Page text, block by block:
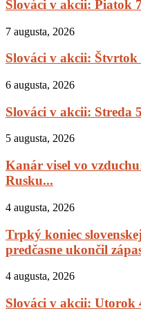
Slováci v akcii: Piatok
7 augusta, 2026
Slováci v akcii: Štvrtok
6 augusta, 2026
Slováci v akcii: Streda
5 augusta, 2026
Kanár visel vo
Rusku...
4 augusta, 2026
Trpký koniec
predčasne ukončil
4 augusta, 2026
Slováci v akcii: Utorok